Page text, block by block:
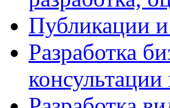
Публикации
Разработка